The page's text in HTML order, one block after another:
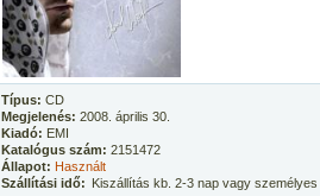
Típus: CD
Megjelenés: 2008. április 30.
Kiadó: EMI
Katalógus szám: 2151472
Állapot: Használt
Szállítási idő: Kiszállítás kb. 2-3 nap vagy